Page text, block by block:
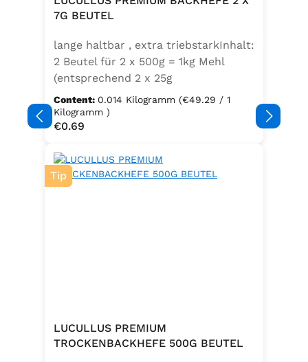
Speisefettsäuren, Folsäure,
Sellerie enthalten.
7G BEUTEL
lange haltbar , extra triebstarkInhalt:
2 Beutel für 2 x 500g = 1kg Mehl
(entsprechend 2 x 25g
Frischhefe)Zutaten: Trockenbackhefe
, Emulgator E491 (Unter
Schutzatmosphäre verpackt)
Content: 0.014 Kilogramm (€49.29 / 1
Kilogramm )
Regular price:
€0.69
Tip
LUCULLUS PREMIUM
TROCKENBACKHEFE 500G BEUTEL